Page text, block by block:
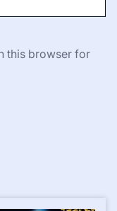
this browser for